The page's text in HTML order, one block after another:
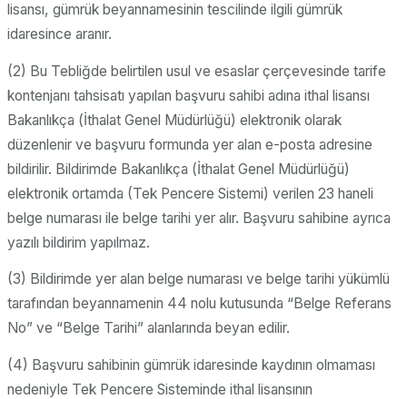
lisansı, gümrük beyannamesinin tescilinde ilgili gümrük
idaresince aranır.
(2) Bu Tebliğde belirtilen usul ve esaslar çerçevesinde tarife
kontenjanı tahsisatı yapılan başvuru sahibi adına ithal lisansı
Bakanlıkça (İthalat Genel Müdürlüğü) elektronik olarak
düzenlenir ve başvuru formunda yer alan e-posta adresine
bildirilir. Bildirimde Bakanlıkça (İthalat Genel Müdürlüğü)
elektronik ortamda (Tek Pencere Sistemi) verilen 23 haneli
belge numarası ile belge tarihi yer alır. Başvuru sahibine ayrıca
yazılı bildirim yapılmaz.
(3) Bildirimde yer alan belge numarası ve belge tarihi yükümlü
tarafından beyannamenin 44 nolu kutusunda “Belge Referans
No” ve “Belge Tarihi” alanlarında beyan edilir.
(4) Başvuru sahibinin gümrük idaresinde kaydının olmaması
nedeniyle Tek Pencere Sisteminde ithal lisansının